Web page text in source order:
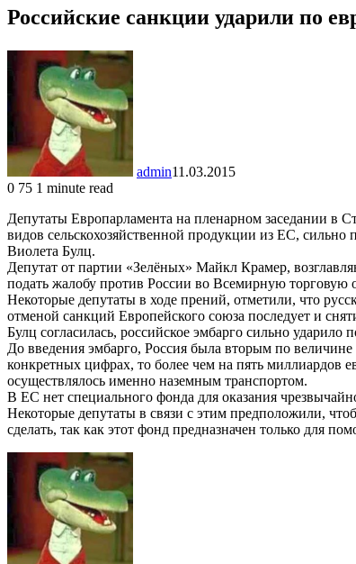
Российские санкции ударили по
admin11.03.2015
0 75 1 minute read
Депутаты Европарламента на пленарном заседании в
видов сельскохозяйственной продукции из ЕС, сильно
Виолета Булц.
Депутат от партии «Зелёных» Майкл Крамер,
подать жалобу против России во Всемирную
Некоторые депутаты в ходе прений, отметили, что
отменой санкций Европейского союза последует и
Булц согласилась, российское эмбарго сильно
До введения эмбарго, Россия была вторым по
конкретных цифрах, то более чем на пять миллиардов
осуществлялось именно наземным транспортом.
В ЕС нет специального фонда для оказания
Некоторые депутаты в связи с этим предположили,
сделать, так как этот фонд предназначен только для